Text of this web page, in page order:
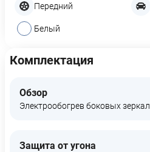
Передний
Белый
Комплектация
Обзор
Электрообогрев боковых зеркал
Защита от угона